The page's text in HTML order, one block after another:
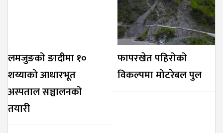
लमजुङको ङादीमा १०
शय्याको आधारभूत
अस्पताल सञ्चालनको
तयारी
फापरखेत पहिरोको
विकल्पमा मोटरेबल पुल